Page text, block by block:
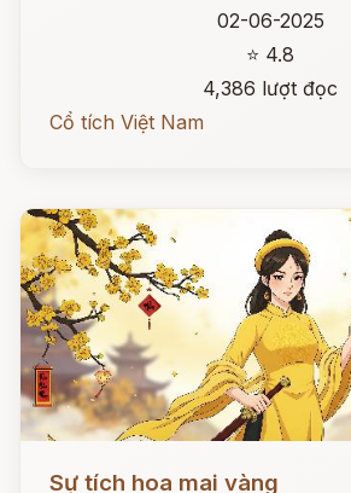
02-06-2025
⭐ 4.8
4,386 lượt đọc
Cổ tích Việt Nam
Sự tích hoa mai vàng